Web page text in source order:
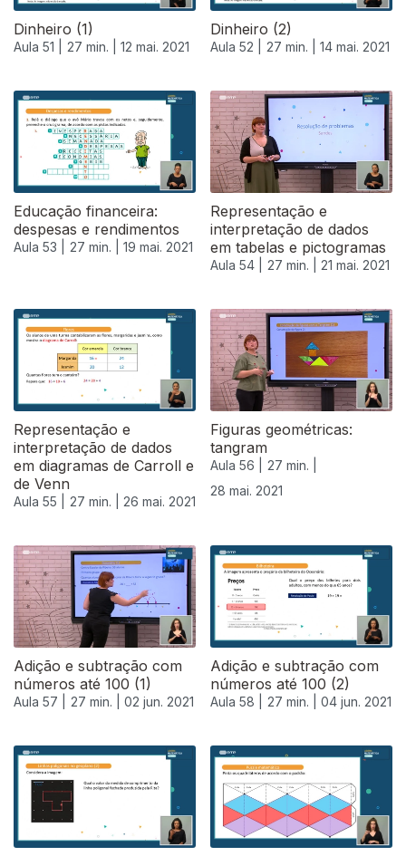
Dinheiro (1)
Aula 51 | 27 min. | 12 mai. 2021
Dinheiro (2)
Aula 52 | 27 min. | 14 mai. 2021
Educação financeira:
despesas e rendimentos
Aula 53 | 27 min. | 19 mai. 2021
Representação e
interpretação de dados
em tabelas e pictogramas
Aula 54 | 27 min. | 21 mai. 2021
Representação e
interpretação de dados
em diagramas de Carroll e
de Venn
Aula 55 | 27 min. | 26 mai. 2021
Figuras geométricas:
tangram
Aula 56 |
27 min. |
28 mai. 2021
Adição e subtração com
números até 100 (1)
Aula 57 | 27 min. | 02 jun. 2021
Adição e subtração com
números até 100 (2)
Aula 58 | 27 min. | 04 jun. 2021
550505